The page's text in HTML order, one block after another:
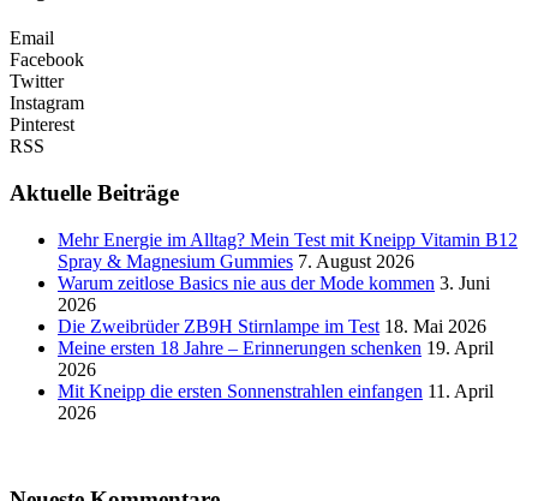
Email
Facebook
Twitter
Instagram
Pinterest
RSS
Aktuelle Beiträge
Mehr Energie im Alltag? Mein Test mit Kneipp Vitamin B12
Spray & Magnesium Gummies 7. August 2026
Warum zeitlose Basics nie aus der Mode kommen 3. Juni
2026
Die Zweibrüder ZB9H Stirnlampe im Test 18. Mai 2026
Meine ersten 18 Jahre – Erinnerungen schenken 19. April
2026
Mit Kneipp die ersten Sonnenstrahlen einfangen 11. April
2026